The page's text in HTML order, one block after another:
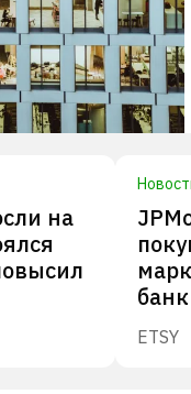
на
ETSY